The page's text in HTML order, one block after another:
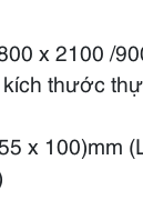
x 2100 /
thước
x 100)mm